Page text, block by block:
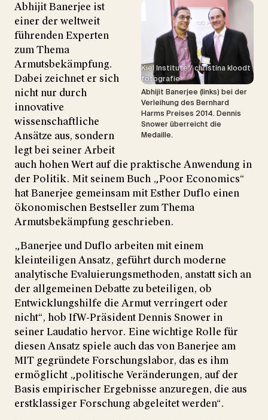
Abhijit Banerjee (links) bei der
Verleihung des Bernhard
Harms Preises 2014. Dennis
Snower überreicht die
Medaille.
Kiel Institute / christina kloodt
fotografie
Abhijit Banerjee ist
einer der weltweit
führenden Experten
zum Thema
Armutsbekämpfung.
Dabei zeichnet er sich
nicht nur durch
innovative
wissenschaftliche
Ansätze aus, sondern
legt bei seiner Arbeit
auch hohen Wert auf die praktische Anwendung in
der Politik. Mit seinem Buch „Poor Economics“
hat Banerjee gemeinsam mit Esther Duflo einen
ökonomischen Bestseller zum Thema
Armutsbekämpfung geschrieben.
„Banerjee und Duflo arbeiten mit einem
kleinteiligen Ansatz, geführt durch moderne
analytische Evaluierungsmethoden, anstatt sich an
der allgemeinen Debatte zu beteiligen, ob
Entwicklungshilfe die Armut verringert oder
nicht“, hob IfW-Präsident Dennis Snower in
seiner Laudatio hervor. Eine wichtige Rolle für
diesen Ansatz spiele auch das von Banerjee am
MIT gegründete Forschungslabor, das es ihm
ermöglicht „politische Veränderungen, auf der
Basis empirischer Ergebnisse anzuregen, die aus
erstklassiger Forschung abgeleitet werden“.